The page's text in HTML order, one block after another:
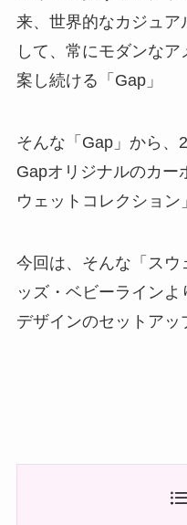
来、世界的なカジュア
して、常にモダンな
案し続ける「Gap」
そんな「Gap」から、
Gapオリジナルのカー
ウェットコレクション
今回は、そんな「スウ
ッズ・ベビーライン
デザインのセットア